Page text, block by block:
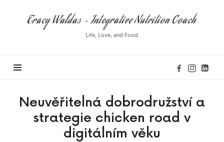
Tracy
Waldas
Tracy Waldas ~ Integrative Nutrition Coach
Life, Love, and Food
Neuvěřitelná dobrodružství a
strategie chicken road v
digitálním věku